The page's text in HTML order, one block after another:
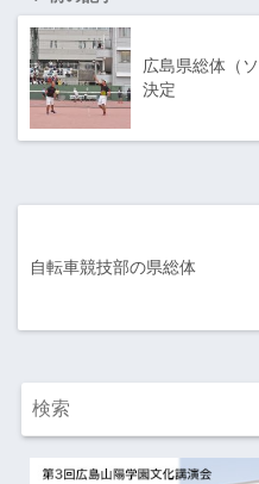
広島県総体（
決定
自転車競技部の県総体